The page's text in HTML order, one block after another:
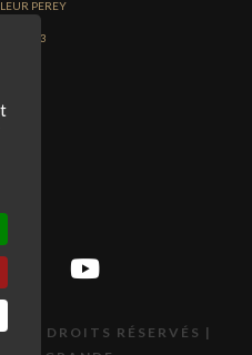
bandeau des cookies
PEREY
2023
DROITS RÉSERVÉS |